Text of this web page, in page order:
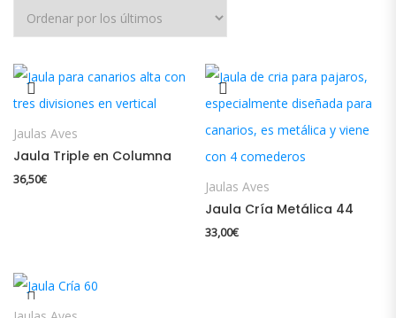
Jaulas Aves
Jaula Triple en Columna
36,50€ Jaulas Aves
Jaula Cría Metálica 44
33,00€